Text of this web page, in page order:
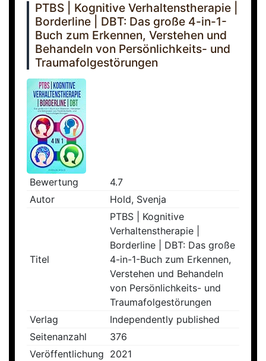
PTBS | Kognitive Verhaltenstherapie |
Borderline | DBT: Das große 4-in-1-
Buch zum Erkennen, Verstehen und
Behandeln von Persönlichkeits- und
Traumafolgestörungen
Bewertung
4.7
Autor
Hold, Svenja
Titel
PTBS | Kognitive
Verhaltenstherapie |
Borderline | DBT: Das große
4-in-1-Buch zum Erkennen,
Verstehen und Behandeln
von Persönlichkeits- und
Traumafolgestörungen
Verlag
Independently published
Seitenanzahl
376
Veröffentlichung 2021